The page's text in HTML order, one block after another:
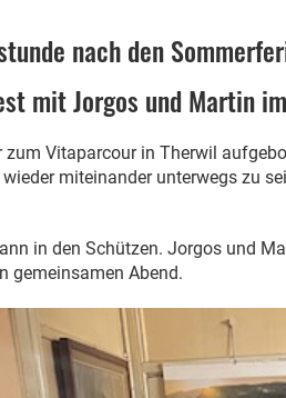
nach den
mit Jorgos und Martin
Vitaparcour in Therwil
miteinander unterwegs zu
in den Schützen. Jorgos und
gemeinsamen Abend.